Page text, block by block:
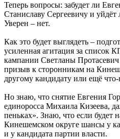
Теперь вопросы: забудет ли
Станиславу Сергеевичу и
Уверен – нет.
Как это будет выглядеть –
усиленная агитация за список
кампании Светланы
призыв к сторонникам на
другому кандидату или ещё
Но знаю, что снятие Евгения
единоросса Михаила Кизеева,
пеньках». Знаю, что если будет
Кинешемском округе шансы у
и у кандидата партии власти.